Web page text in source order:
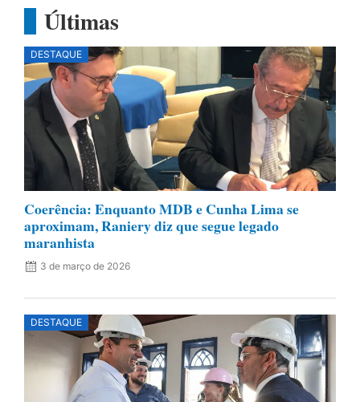
Últimas
DESTAQUE
Coerência: Enquanto MDB e Cunha Lima se
aproximam, Raniery diz que segue legado
maranhista
3 de março de 2026
DESTAQUE